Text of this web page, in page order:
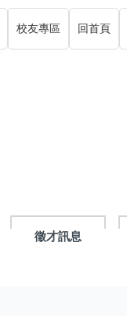
校友專區 回首頁
徵才訊息